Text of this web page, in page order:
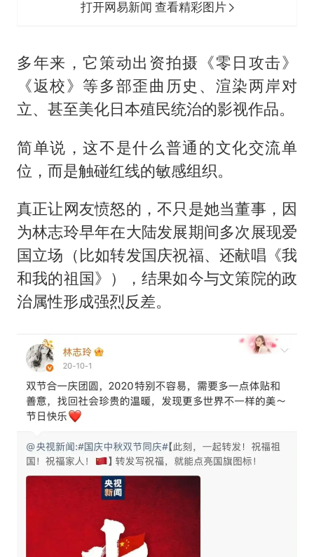
打开网易新闻 查看精彩图片
多年来，它策动出资拍摄《零日攻击》
《返校》等多部歪曲历史、渲染两岸对
立、甚至美化日本殖民统治的影视作品。
简单说，这不是什么普通的文化交流单
位，而是触碰红线的敏感组织。
真正让网友愤怒的，不只是她当董事，因
为林志玲早年在大陆发展期间多次展现爱
国立场（比如转发国庆祝福、还献唱《我
和我的祖国》），结果如今与文策院的政
治属性形成强烈反差。